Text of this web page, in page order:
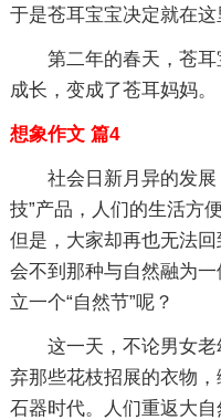
于是苍耳宝宝决定就在这
第二年的春天，苍
成长，变成了苍耳妈妈。
想象作文 篇4
社会日新月异的发
技”产品，人们的生活方
但是，大家却再也无法
会不到那种与自然融为
立一个“自然节”呢？
这一天，不论男女老
弃那些花枝招展的衣物
石器时代。人们重返大